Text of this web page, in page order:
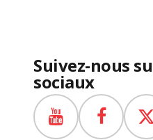
Suivez-nous
sociaux